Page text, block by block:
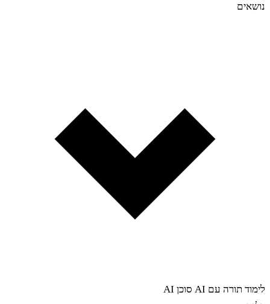
נושאים
לימוד תורה עם AI
סוכן AI